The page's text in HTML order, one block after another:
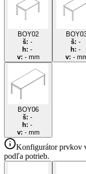
BOY02
š: -
h: -
v: -mm
š: -
h: -
v: -
BOY06
š: -
h: -
v: -mm
Konfigurátor prvkov
podľa potrieb.